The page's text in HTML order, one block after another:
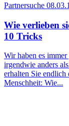
Partnersuche
Wie verlieben
10 Tricks
Wir haben es
irgendwie anders
erhalten Sie endlich
Menschheit: Wie...